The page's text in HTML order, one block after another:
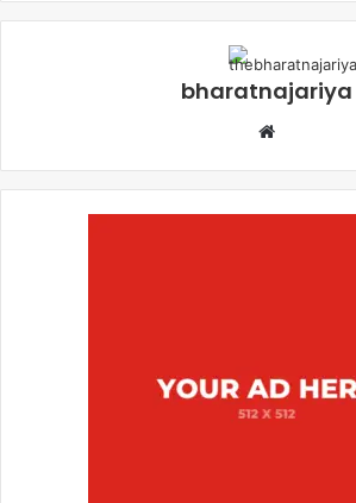
bharatnajariya